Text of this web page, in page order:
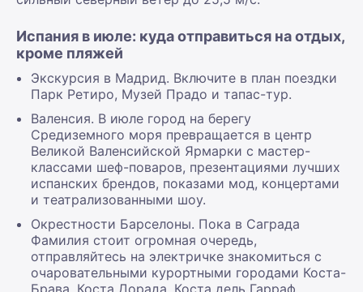
Испания в июле: куда отправиться на отдых,
кроме пляжей
Экскурсия в Мадрид. Включите в план поездки
Парк Ретиро, Музей Прадо и тапас-тур.
Валенсия. В июле город на берегу
Средиземного моря превращается в центр
Великой Валенсийской Ярмарки с мастер-
классами шеф-поваров, презентациями лучших
испанских брендов, показами мод, концертами
и театрализованными шоу.
Окрестности Барселоны. Пока в Саграда
Фамилия стоит огромная очередь,
отправляйтесь на электричке знакомиться с
очаровательными курортными городами Коста-
Брава, Коста Дорада, Коста дель Гарраф.